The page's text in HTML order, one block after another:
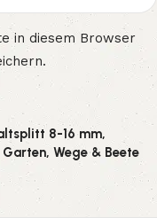
8-16 mm,
Wege & Beete
in diesem Browser